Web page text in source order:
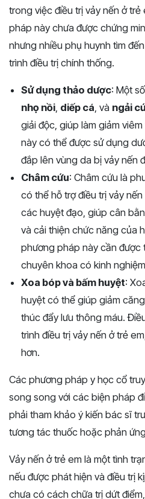
trong việc điều trị vảy nến ở
pháp này chưa được chứng
nhưng nhiều phụ huynh tìm
trình điều trị chính thống.
Sử dụng thảo dược: Một
nhọ nồi diếp cá , và ngải
giải độc, giúp làm giảm
này có thể được sử dụng
đắp lên vùng da bị vảy nến
Châm cứu: Châm cứu là
có thể hỗ trợ điều trị vảy
các huyệt đạo, giúp cân
và cải thiện chức năng của
phương pháp này cần được
chuyên khoa có kinh
Xoa bóp và bấm huyệt:
huyệt có thể giúp giảm
thúc đẩy lưu thông máu.
trình điều trị vảy nến ở trẻ
hơn.
Các phương pháp y học cổ
song song với các biện pháp
phải tham khảo ý kiến bác sĩ
tương tác thuốc hoặc phản
Vảy nến ở trẻ em là một tình
nếu được phát hiện và điều trị
chưa có cách chữa trị dứt